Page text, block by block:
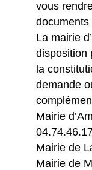
vous
documents
La mairie
disposition
la
demande
Mairie
Mairie de
Mairie de